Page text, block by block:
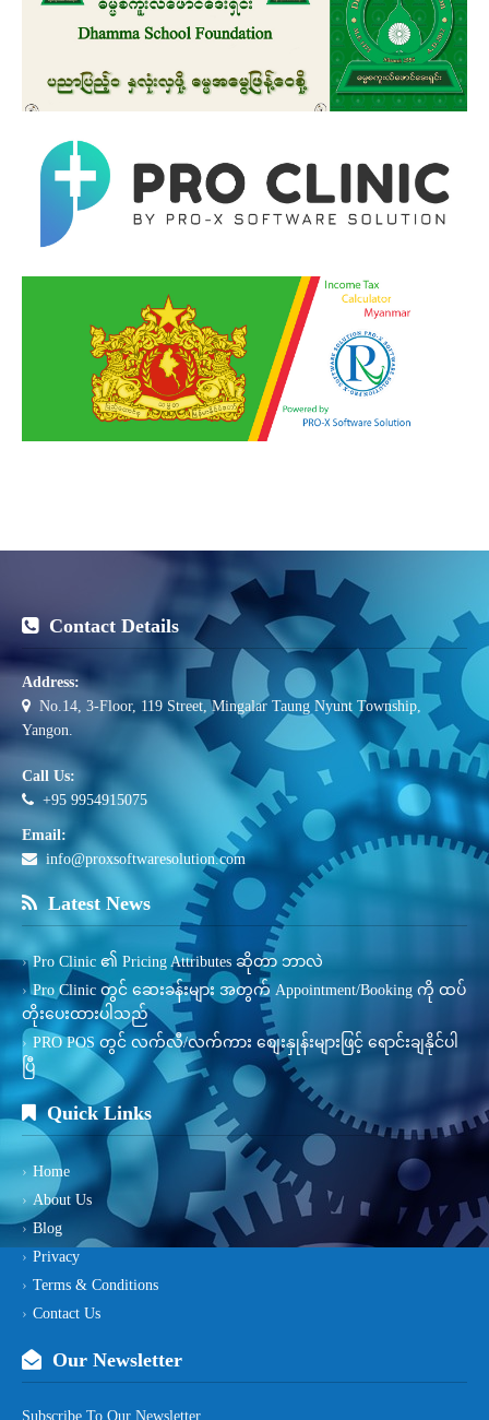
Contact Details
Address:
No.14, 3-Floor, 119 Street, Mingalar Taung Nyunt Township,
Yangon.
Call Us:
+95 9954915075
Email:
info@proxsoftwaresolution.com
Latest News
Pro Clinic ၏ Pricing Attributes ဆိုတာ ဘာလဲ
Pro Clinic တွင် ဆေးခန်းများ အတွက် Appointment/Booking ကို ထပ်
တိုးပေးထားပါသည်
PRO POS တွင် လက်လီ/လက်ကား စျေးနှုန်းများဖြင့် ရောင်းချနိုင်ပါ
ပြီ
Quick Links
Home
About Us
Blog
Privacy
Terms & Conditions
Contact Us
Our Newsletter
Subscribe To Our Newsletter